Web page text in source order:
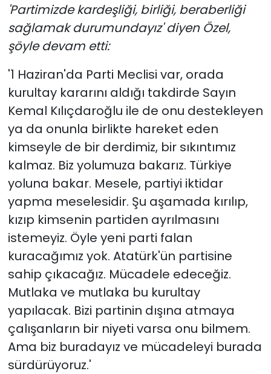
'Partimizde kardeşliği, birliği, beraberliği
sağlamak durumundayız' diyen Özel,
şöyle devam etti:
'1 Haziran'da Parti Meclisi var, orada
kurultay kararını aldığı takdirde Sayın
Kemal Kılıçdaroğlu ile de onu destekleyen
ya da onunla birlikte hareket eden
kimseyle de bir derdimiz, bir sıkıntımız
kalmaz. Biz yolumuza bakarız. Türkiye
yoluna bakar. Mesele, partiyi iktidar
yapma meselesidir. Şu aşamada kırılıp,
kızıp kimsenin partiden ayrılmasını
istemeyiz. Öyle yeni parti falan
kuracağımız yok. Atatürk'ün partisine
sahip çıkacağız. Mücadele edeceğiz.
Mutlaka ve mutlaka bu kurultay
yapılacak. Bizi partinin dışına atmaya
çalışanların bir niyeti varsa onu bilmem.
Ama biz buradayız ve mücadeleyi burada
sürdürüyoruz.'